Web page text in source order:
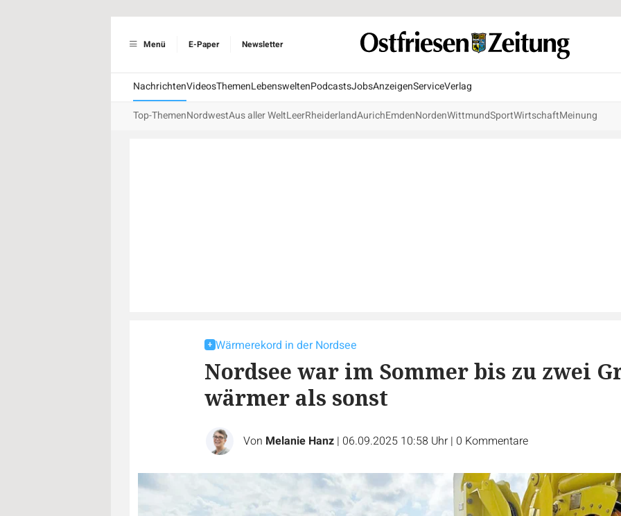
Menü E-Paper Newsletter
NachrichtenVideosThemenLebensweltenPodcastsJobsAnzeigenServiceVerlag
Top-ThemenNordwestAus aller WeltLeerRheiderlandAurichEmdenNordenWittmundSportWirtschaftMeinung
Wärmerekord in der Nordsee
Nordsee war im Sommer bis zu zwei
wärmer als sonst
Von Melanie Hanz | 06.09.2025 10:58 Uhr | 0 Kommentare